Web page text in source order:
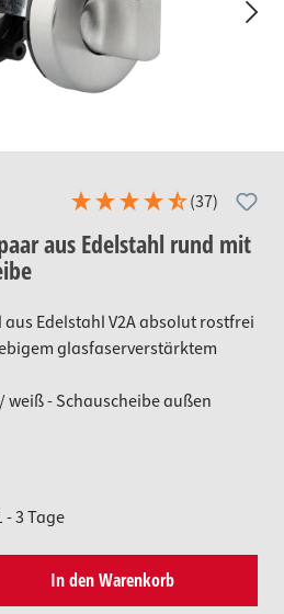
aus Edelstahl rund mit
(37)
aus Edelstahl V2A absolut rostfrei
glasfaserverstärktem
- Schauscheibe außen
3 Tage
Anzahl: Gib den
In den Warenkorb